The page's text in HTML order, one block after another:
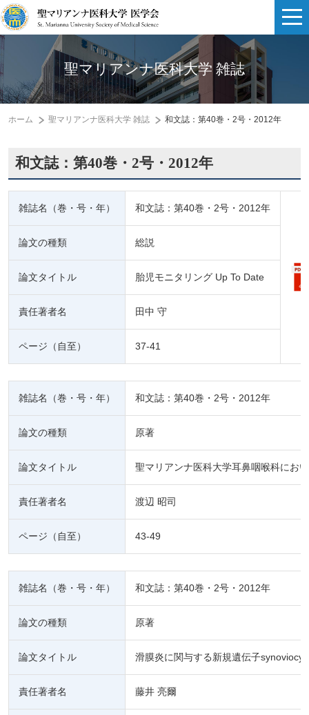
聖マリアンナ医科大学 雑誌
ホーム 聖マリアンナ医科大学 雑誌 和文誌：第40巻・2号・2012年
和文誌：第40巻・2号・2012年
雑誌名（巻・号・年） 和文誌：第40巻・2号・2012年
論文の種類 総説
論文タイトル 胎児モニタリング Up To Date
責任著者名 田中 守
ページ（自至） 37-41
雑誌名（巻・号・年） 和文誌：第40巻・2号・2012年
論文の種類 原著
論文タイトル 聖マリアンナ医科大学耳鼻咽喉科にお
責任著者名 渡辺 昭司
ページ（自至） 43-49
雑誌名（巻・号・年） 和文誌：第40巻・2号・2012年
論文の種類 原著
論文タイトル 滑膜炎に関与する新規遺伝子
責任著者名 藤井 亮爾